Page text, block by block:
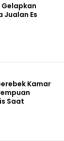
Gelapkan
Jualan Es
Kamar
Saat